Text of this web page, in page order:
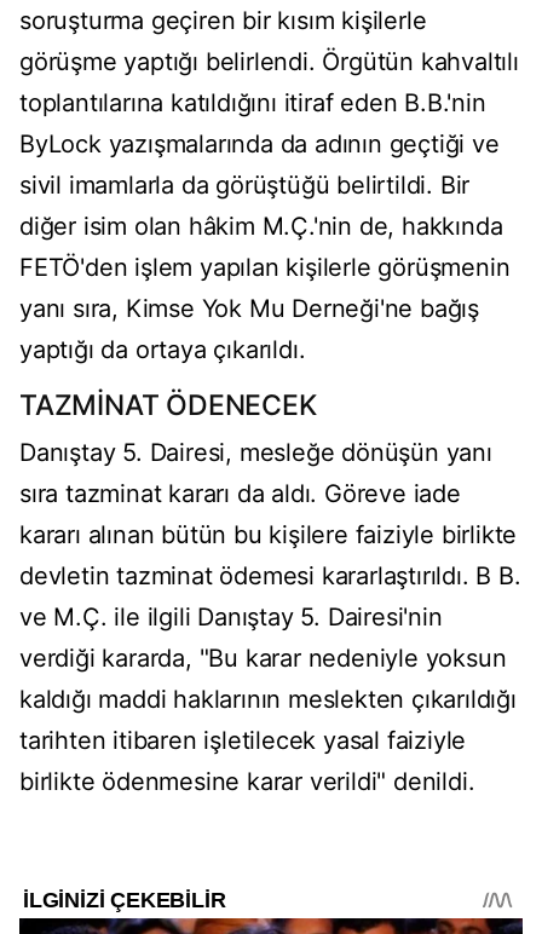
soruşturma geçiren bir kısım kişilerle
görüşme yaptığı belirlendi. Örgütün kahvaltılı
toplantılarına katıldığını itiraf eden B.B.'nin
ByLock yazışmalarında da adının geçtiği ve
sivil imamlarla da görüştüğü belirtildi. Bir
diğer isim olan hâkim M.Ç.'nin de, hakkında
FETÖ'den işlem yapılan kişilerle görüşmenin
yanı sıra, Kimse Yok Mu Derneği'ne bağış
yaptığı da ortaya çıkarıldı.
TAZMİNAT ÖDENECEK
Danıştay 5. Dairesi, mesleğe dönüşün yanı
sıra tazminat kararı da aldı. Göreve iade
kararı alınan bütün bu kişilere faiziyle birlikte
devletin tazminat ödemesi kararlaştırıldı. B B.
ve M.Ç. ile ilgili Danıştay 5. Dairesi'nin
verdiği kararda, "Bu karar nedeniyle yoksun
kaldığı maddi haklarının meslekten çıkarıldığı
tarihten itibaren işletilecek yasal faiziyle
birlikte ödenmesine karar verildi" denildi.